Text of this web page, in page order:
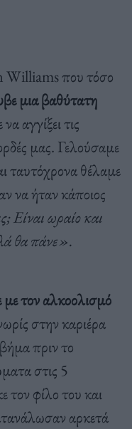
που τόσο
μια βαθύτατη
αγγίξει τις
μας. Γελούσαμε
ταυτόχρονα θέλαμε
να ήταν κάποιος
Είναι ωραίο και
θα πάνε».
τον αλκοολισμό
στην καριέρα
πριν το
στις 5
φίλο του και
αρκετά